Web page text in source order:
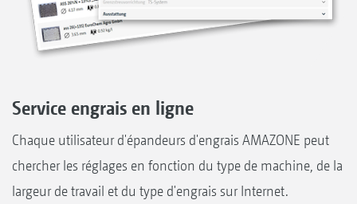
Service engrais en ligne
Chaque utilisateur d'épandeurs d'engrais AMAZONE peut
chercher les réglages en fonction du type de machine, de la
largeur de travail et du type d'engrais sur Internet.